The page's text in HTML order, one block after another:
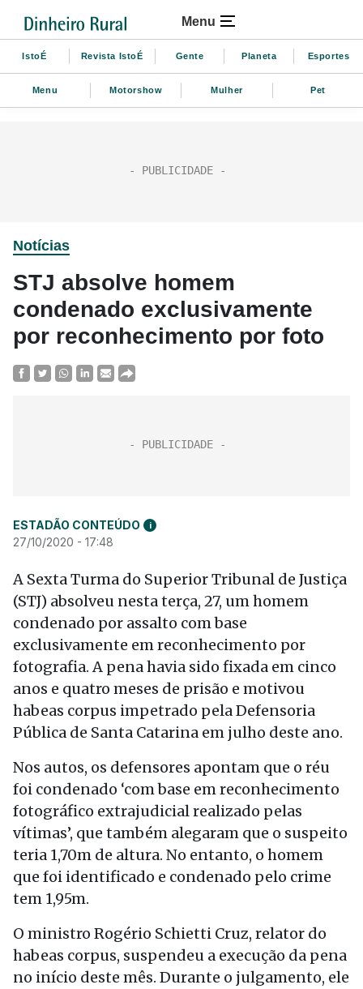
Menu
IstoÉ Revista IstoÉ Gente Planeta Esportes
Menu Motorshow Mulher Pet
Notícias
STJ absolve homem
condenado exclusivamente
por reconhecimento por foto
ESTADÃO CONTEÚDO i
27/10/2020 - 17:48
A Sexta Turma do Superior Tribunal de Justiça
(STJ) absolveu nesta terça, 27, um homem
condenado por assalto com base
exclusivamente em reconhecimento por
fotografia. A pena havia sido fixada em cinco
anos e quatro meses de prisão e motivou
habeas corpus impetrado pela Defensoria
Pública de Santa Catarina em julho deste ano.
Nos autos, os defensores apontam que o réu
foi condenado ‘com base em reconhecimento
fotográfico extrajudicial realizado pelas
vítimas’, que também alegaram que o suspeito
teria 1,70m de altura. No entanto, o homem
que foi identificado e condenado pelo crime
tem 1,95m.
O ministro Rogério Schietti Cruz, relator do
habeas corpus, suspendeu a execução da pena
no início deste mês. Durante o julgamento, ele